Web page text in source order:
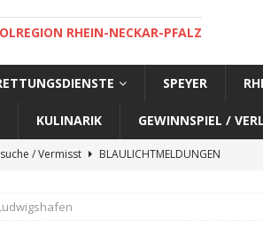
RHEIN-NECKAR-PFALZ
SPEYER
KULINARIK GEWINNSPIEL /
/ Vermisst
BLAULICHTMELDUNGEN
/ Vermisst